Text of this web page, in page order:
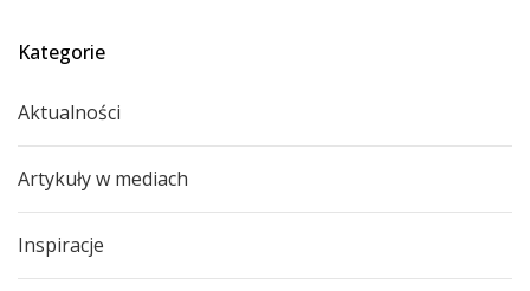
Kategorie
Aktualności
Artykuły w mediach
Inspiracje